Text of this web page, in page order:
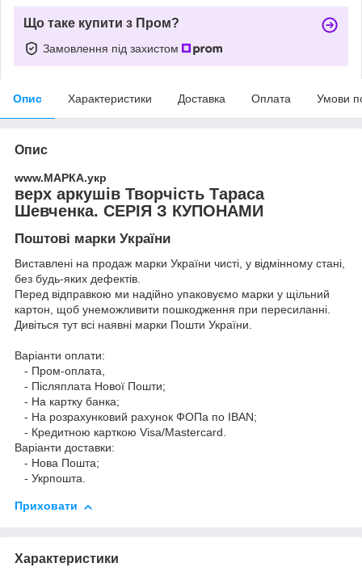
Що таке купити з Пром?
Замовлення під захистом
Опис Характеристики Доставка Оплата Умови
Опис
www.МАРКА.укр
верх аркушів Творчість Тараса
Шевченка. СЕРІЯ З КУПОНАМИ
Поштові марки України
Виставлені на продаж марки України чисті, у відмінному стані,
без будь-яких дефектів.
Перед відправкою ми надійно упаковуємо марки у щільний
картон, щоб унеможливити пошкодження при пересиланні.
Дивіться тут всі наявні марки Пошти України.
Варіанти оплати:
- Пром-оплата,
- Післяплата Нової Пошти;
- На картку банка;
- На розрахунковий рахунок ФОПа по IBAN;
- Кредитною карткою Visa/Mastercard.
Варіанти доставки:
- Нова Пошта;
- Укрпошта.
Приховати
Характеристики